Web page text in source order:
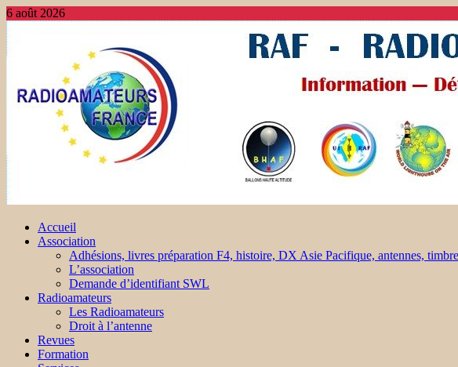
6 août 2026
Accueil
Association
Adhésions, livres préparation F4, histoire, DX Asie Pacifique, antennes,
L’association
Demande d’identifiant SWL
Radioamateurs
Les Radioamateurs
Droit à l’antenne
Revues
Formation